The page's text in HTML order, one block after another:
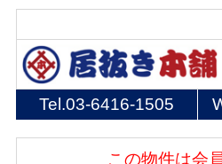
Tel.03-6416-1505
この物件は会